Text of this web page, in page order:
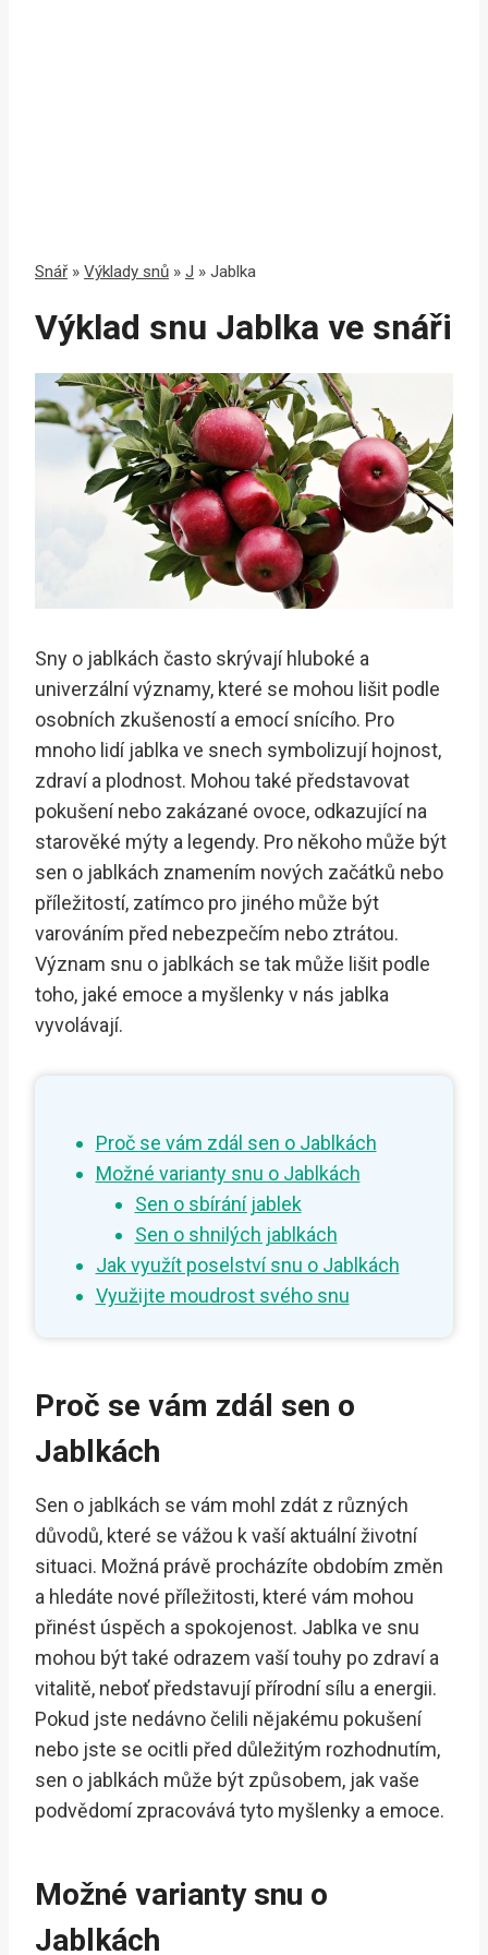
Snář » Výklady snů » J » Jablka
Výklad snu Jablka ve snáři
Sny o jablkách často skrývají hluboké a
univerzální významy, které se mohou lišit podle
osobních zkušeností a emocí snícího. Pro
mnoho lidí jablka ve snech symbolizují hojnost,
zdraví a plodnost. Mohou také představovat
pokušení nebo zakázané ovoce, odkazující na
starověké mýty a legendy. Pro někoho může být
sen o jablkách znamením nových začátků nebo
příležitostí, zatímco pro jiného může být
varováním před nebezpečím nebo ztrátou.
Význam snu o jablkách se tak může lišit podle
toho, jaké emoce a myšlenky v nás jablka
vyvolávají.
Proč se vám zdál sen o Jablkách
Možné varianty snu o Jablkách
Sen o sbírání jablek
Sen o shnilých jablkách
Jak využít poselství snu o Jablkách
Využijte moudrost svého snu
Proč se vám zdál sen o
Jablkách
Sen o jablkách se vám mohl zdát z různých
důvodů, které se vážou k vaší aktuální životní
situaci. Možná právě procházíte obdobím změn
a hledáte nové příležitosti, které vám mohou
přinést úspěch a spokojenost. Jablka ve snu
mohou být také odrazem vaší touhy po zdraví a
vitalitě, neboť představují přírodní sílu a energii.
Pokud jste nedávno čelili nějakému pokušení
nebo jste se ocitli před důležitým rozhodnutím,
sen o jablkách může být způsobem, jak vaše
podvědomí zpracovává tyto myšlenky a emoce.
Možné varianty snu o
Jablkách